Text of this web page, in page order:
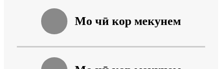
Мо чӣ кор мекунем